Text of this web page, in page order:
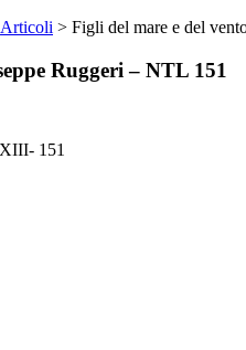
Articoli > Figli del mare e del
Ruggeri – NTL 151
151